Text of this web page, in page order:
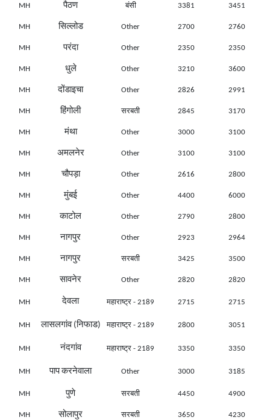
MH पैठण बंसी 3381 3451
MH सिल्लोड Other 2700 2760
MH परंदा Other 2350 2350
MH धुले Other 3210 3600
MH दोंडाइचा Other 2826 2991
MH हिंगोली सरबती 2845 3170
MH मंथा Other 3000 3100
MH अमलनेर Other 3100 3100
MH चौपड़ा Other 2616 2800
MH मुंबई Other 4400 6000
MH काटोल Other 2790 2800
MH नागपुर Other 2923 2964
MH नागपुर सरबती 3425 3500
MH सावनेर Other 2820 2820
MH देवला महाराष्ट्र - 2189 2715 2715
MH लासलगांव (निफाड) महाराष्ट्र - 2189 2800 3051
MH नंदगांव महाराष्ट्र - 2189 3350 3350
MH पाप करनेवाला Other 3000 3185
MH पुणे सरबती 4450 4900
MH सोलापुर सरबती 3650 4230